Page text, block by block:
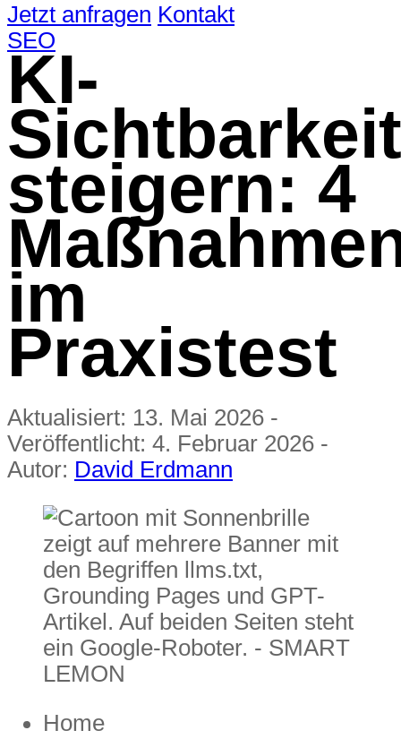
Jetzt anfragen Kontakt
SEO
KI-
Sichtbarkeit
steigern: 4
im
Praxistest
Aktualisiert: 13. Mai 2026 -
Veröffentlicht: 4. Februar 2026 -
Autor: David Erdmann
Home